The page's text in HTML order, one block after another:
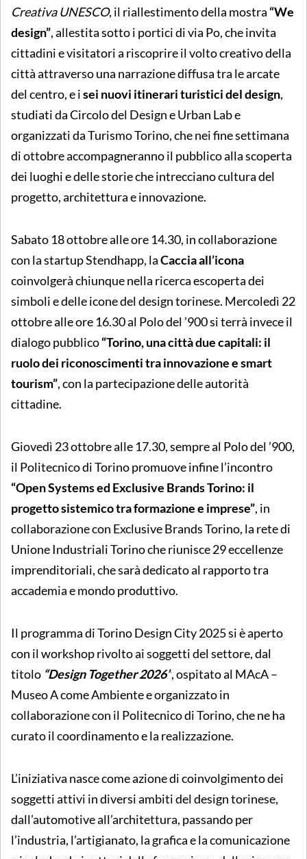
Creativa UNESCO, il riallestimento della mostra “We
design”, allestita sotto i portici di via Po, che invita
cittadini e visitatori a riscoprire il volto creativo della
città attraverso una narrazione diffusa tra le arcate
del centro, e isei nuovi itinerari turistici del design,
studiati da Circolo del Design e Urban Lab e
organizzati da Turismo Torino, che nei fine settimana
di ottobre accompagneranno il pubblico alla scoperta
dei luoghi e delle storie che intrecciano cultura del
progetto, architettura e innovazione.
Sabato 18 ottobre alle ore 14.30, in collaborazione
con la startup Stendhapp, laCaccia all’icona
coinvolgerà chiunque nella ricerca escoperta dei
simboli e delle icone del design torinese. Mercoledì 22
ottobre alle ore 16.30 al Polo del ’900 si terrà invece il
dialogo pubblico“Torino, una città due capitali: il
ruolo dei riconoscimenti tra innovazione e smart
tourism”, con la partecipazione delle autorità
cittadine.
Giovedì 23 ottobre alle 17.30, sempre al Polo del ’900,
il Politecnico di Torino promuove infine l’incontro
“Open Systems ed Exclusive Brands Torino: il
progetto sistemico tra formazione e imprese”, in
collaborazione con Exclusive Brands Torino, la rete di
Unione Industriali Torino che riunisce 29 eccellenze
imprenditoriali, che sarà dedicato al rapporto tra
accademia e mondo produttivo.
Il programma di Torino Design City 2025 si è aperto
con il workshop rivolto ai soggetti del settore, dal
titolo “Design Together 2026”, ospitato al MAcA –
Museo A come Ambiente e organizzato in
collaborazione con il Politecnico di Torino, che ne ha
curato il coordinamento e la realizzazione.
L’iniziativa nasce come azione di coinvolgimento dei
soggetti attivi in diversi ambiti del design torinese,
dall’automotive all’architettura, passando per
l’industria, l’artigianato, la grafica e la comunicazione